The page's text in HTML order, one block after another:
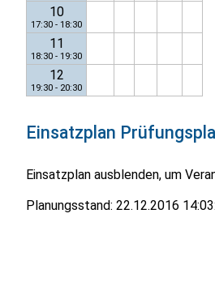
10
17:30 - 18:30
11
18:30 - 19:30
12
19:30 - 20:30
Einsatzplan
Einsatzplan ausblenden, um
Planungsstand: 22.12.2016